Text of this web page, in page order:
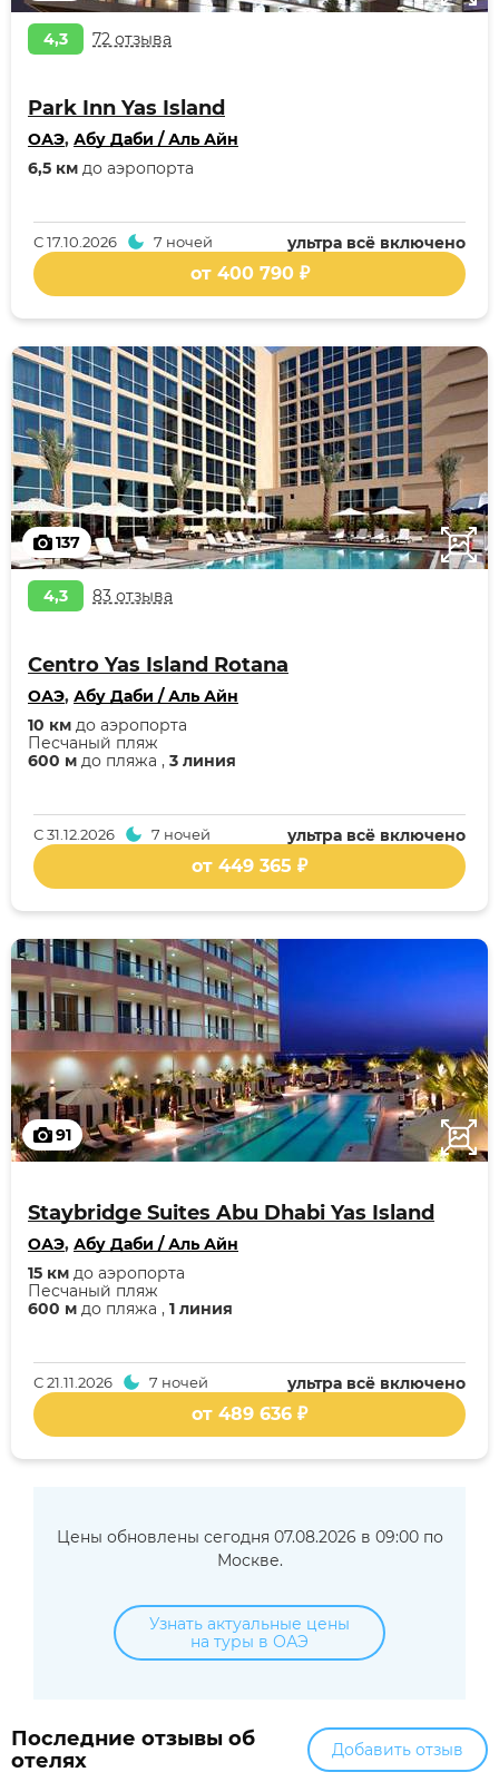
4,3 72 отзыва
Park Inn Yas Island
ОАЭ, Абу Даби / Аль Айн
6,5 км до аэропорта
ультра всё включено
С17.10.2026 7 ночей
от 400 790 ₽
137
4,3 83 отзыва
Centro Yas Island Rotana
ОАЭ, Абу Даби / Аль Айн
600 м до пляжа , 3 линия
Песчаный пляж
10 км до аэропорта
ультра всё включено
С31.12.2026 7 ночей
от 449 365 ₽
91
Staybridge Suites Abu Dhabi Yas Island
ОАЭ, Абу Даби / Аль Айн
600 м до пляжа , 1 линия
Песчаный пляж
15 км до аэропорта
ультра всё включено
С21.11.2026 7 ночей
от 489 636 ₽
Цены обновлены сегодня 07.08.2026 в 09:00 по
Москве.
Узнать актуальные цены
на туры в ОАЭ
Последние отзывы об
отелях
Добавить отзыв